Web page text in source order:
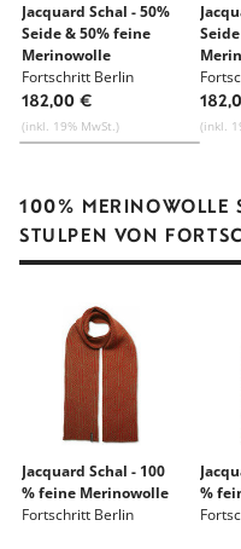
Jacquard Schal - 50%
Seide & 50% feine
Merinowolle
Fortschritt Berlin
182,00 €
(inkl. 19% MwSt.) (inkl.
100% MERINOWOLLE
STULPEN VON
Jacquard Schal - 100
% feine Merinowolle
Fortschritt Berlin
%